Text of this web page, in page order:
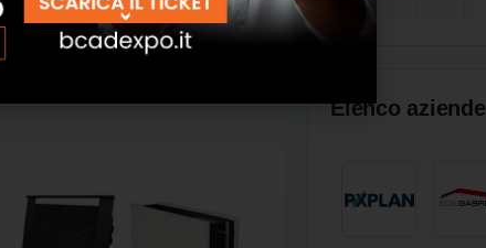
Termoconvettore ad accumulo di
calore DUO HEAT
Elenco aziende